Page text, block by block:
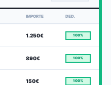
IMPORTE DED.
1.250€ 100%
890€ 100%
150€ 100%